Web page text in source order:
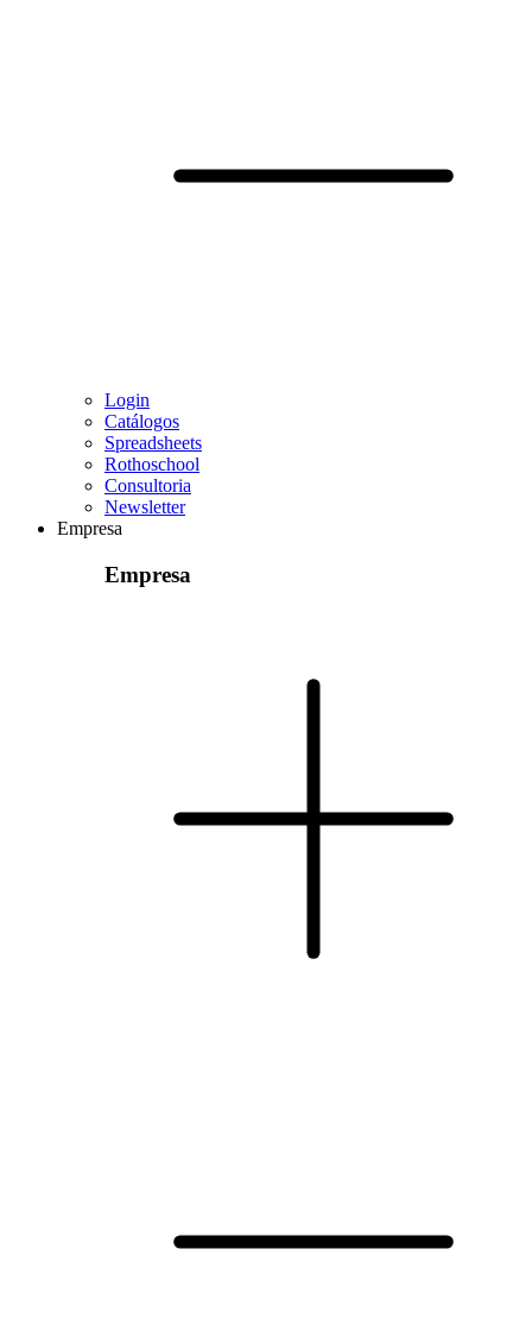
Login
Catálogos
Spreadsheets
Rothoschool
Consultoria
Newsletter
Empresa
Empresa